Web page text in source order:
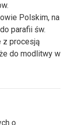
Polskim, na
parafii św.
z procesją
do modlitwy w
o